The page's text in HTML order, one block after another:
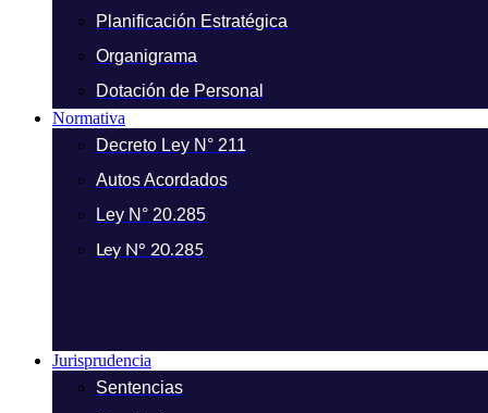
Planificación Estratégica
Organigrama
Dotación de Personal
Normativa
Decreto Ley N° 211
Autos Acordados
Ley N° 20.285
Ley N° 20.285
Jurisprudencia
Sentencias